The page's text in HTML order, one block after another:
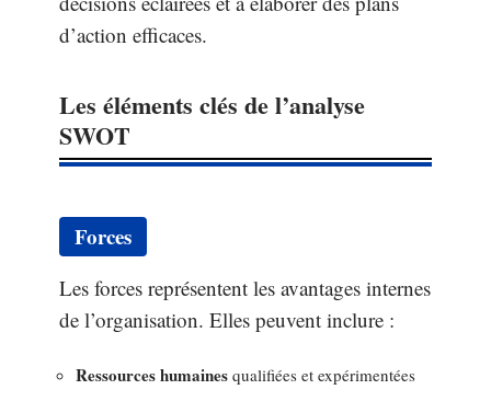
d’action efficaces.
Les éléments clés de l’analyse
SWOT
Forces
Les forces représentent les avantages internes
de l’organisation. Elles peuvent inclure :
Ressources humaines qualifiées et expérimentées